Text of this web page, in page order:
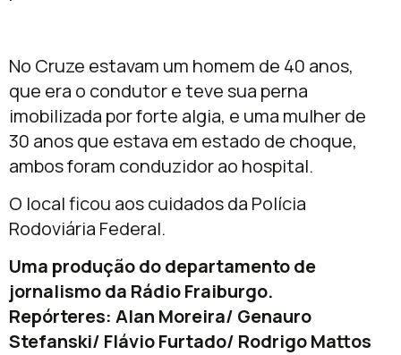
No Cruze estavam um homem de 40 anos,
que era o condutor e teve sua perna
imobilizada por forte algia, e uma mulher de
30 anos que estava em estado de choque,
ambos foram conduzidor ao hospital.
O local ficou aos cuidados da Polícia
Rodoviária Federal.
Uma produção do departamento de
jornalismo da Rádio Fraiburgo.
Repórteres: Alan Moreira/ Genauro
Stefanski/ Flávio Furtado/ Rodrigo Mattos